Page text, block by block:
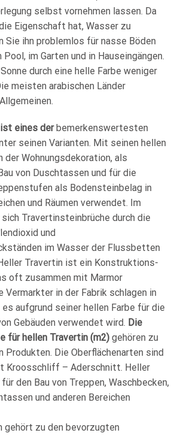
selbst vornehmen lassen. Da
Eigenschaft hat, Wasser zu
Sie ihn problemlos für nasse Böden
Pool, im Garten und in Hauseingängen.
durch eine helle Farbe weniger
meisten arabischen Länder
eines derbemerkenswertesten
seinen Varianten. Mit seinen hellen
der Wohnungsdekoration, als
von Duschtassen und für die
als Bodensteinbelag in
und Räumen verwendet. Im
Travertinsteinbrüche durch die
und
im Wasser der Flussbetten
Travertin ist ein Konstruktions-
oft zusammen mit Marmor
Vermarkter in der Fabrik schlagen in
aufgrund seiner hellen Farbe für die
Gebäuden verwendet wird. Die
für hellen Travertin (m2) gehören zu
Die Oberflächenarten sind
Kroosschliff – Aderschnitt. Heller
den Bau von Treppen, Waschbecken,
und anderen Bereichen
gehört zu den bevorzugten